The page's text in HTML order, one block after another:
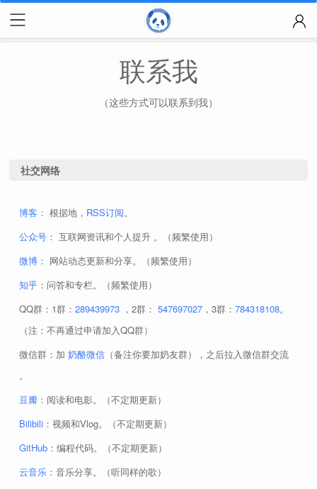
联系我
（这些方式可以联系到我）
社交网络
博客： 根据地， RSS订阅。
公众号 ： 互联网资讯和个人提升 。（频繁使用）
微博： 网站动态更新和分享。（频繁使用）
知乎 ：问答和专栏。（频繁使用）
QQ群：1群： 289439973 ，2群： 547697027 ，3群： 784318108。
（注：不再通过申请加入QQ群）
微信群：加 奶酪微信 （备注你要加奶友群），之后拉入微信群交流
。
豆瓣 ：阅读和电影。（不定期更新）
Bilibili ：视频和Vlog。（不定期更新）
GitHub ：编程代码。（不定期更新）
云音乐 ：音乐分享。（听同样的歌）